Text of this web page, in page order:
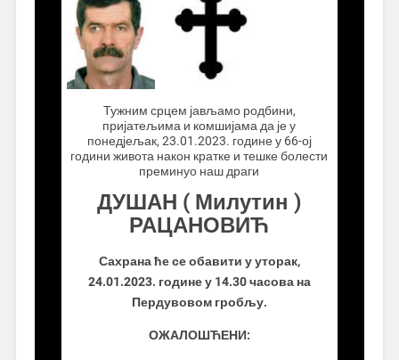
Тужним срцем јављамо родбини,
пријатељима и комшијама да је у
понедјељак, 23.01.2023. године у 66-ој
години живота након кратке и тешке болести
преминуо наш драги
ДУШАН ( Милутин )
РАЦАНОВИЋ
Сахрана ће се обавити у уторак,
24.01.2023. године у 14.30 часова на
Пердувовом гробљу.
ОЖАЛОШЋЕНИ: